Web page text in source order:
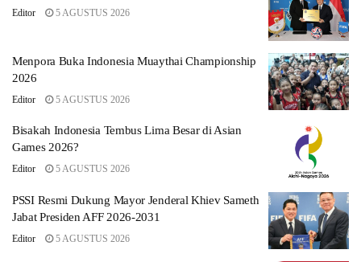
Editor 5 AGUSTUS 2026
Menpora Buka Indonesia Muaythai Championship
2026
Editor 5 AGUSTUS 2026
Bisakah Indonesia Tembus Lima Besar di Asian
Games 2026?
Editor 5 AGUSTUS 2026
PSSI Resmi Dukung Mayor Jenderal Khiev Sameth
Jabat Presiden AFF 2026-2031
Editor 5 AGUSTUS 2026